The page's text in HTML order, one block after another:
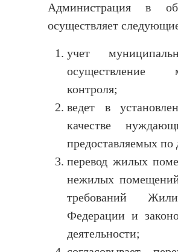
Администрация в
осуществляет
учет
осуществление
контроля;
ведет в
качестве
предоставляемых по
перевод жилых
нежилых
требований
Федерации и
деятельности;